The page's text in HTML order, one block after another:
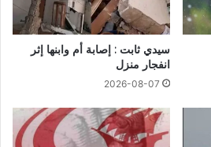
سيدي ثابت : إصابة أم وابنها إثر
انفجار منزل
2026-08-07